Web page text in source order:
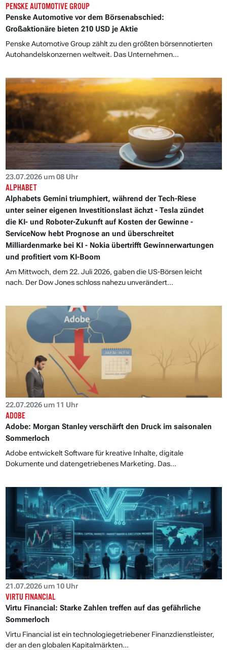
PENSKE AUTOMOTIVE GROUP
Penske Automotive vor dem Börsenabschied:
Großaktionäre bieten 210 USD je Aktie
Penske Automotive Group zählt zu den größten börsennotierten
Autohandelskonzernen weltweit. Das Unternehmen...
23.07.2026 um 08 Uhr
ALPHABET
Alphabets Gemini triumphiert, während der Tech-Riese
unter seiner eigenen Investitionslast ächzt - Tesla zündet
die KI- und Roboter-Zukunft auf Kosten der Gewinne -
ServiceNow hebt Prognose an und überschreitet
Milliardenmarke bei KI - Nokia übertrifft Gewinnerwartungen
und profitiert vom KI-Boom
Am Mittwoch, dem 22. Juli 2026, gaben die US-Börsen leicht
nach. Der Dow Jones schloss nahezu unverändert...
22.07.2026 um 11 Uhr
ADOBE
Adobe: Morgan Stanley verschärft den Druck im saisonalen
Sommerloch
Adobe entwickelt Software für kreative Inhalte, digitale
Dokumente und datengetriebenes Marketing. Das...
21.07.2026 um 10 Uhr
VIRTU FINANCIAL
Virtu Financial: Starke Zahlen treffen auf das gefährliche
Sommerloch
Virtu Financial ist ein technologiegetriebener Finanzdienstleister,
der an den globalen Kapitalmärkten...